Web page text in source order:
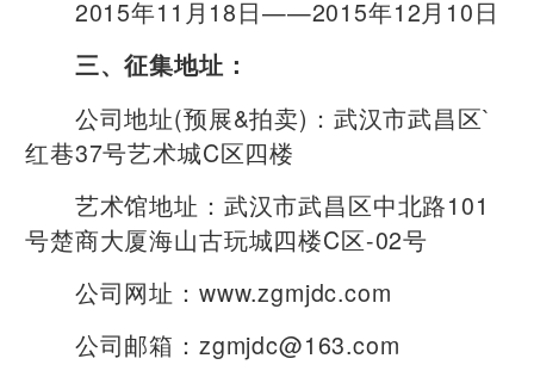
2015年11月18日——2015年12月10日
三、征集地址：
公司地址(预展&拍卖)：武汉市武昌区`
红巷37号艺术城C区四楼
艺术馆地址：武汉市武昌区中北路101
号楚商大厦海山古玩城四楼C区-02号
公司网址：www.zgmjdc.com
公司邮箱：zgmjdc@163.com